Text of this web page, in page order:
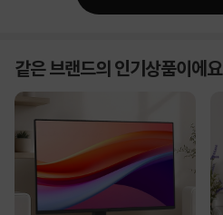
같은 브랜드의 인기상품이에요